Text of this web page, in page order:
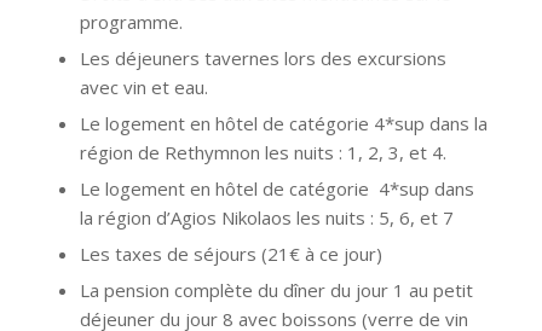
programme.
Les déjeuners tavernes lors des excursions
avec vin et eau.
Le logement en hôtel de catégorie 4*sup dans la
région de Rethymnon les nuits : 1, 2, 3, et 4.
Le logement en hôtel de catégorie 4*sup dans
la région d’Agios Nikolaos les nuits : 5, 6, et 7
Les taxes de séjours (21€ à ce jour)
La pension complète du dîner du jour 1 au petit
déjeuner du jour 8 avec boissons (verre de vin